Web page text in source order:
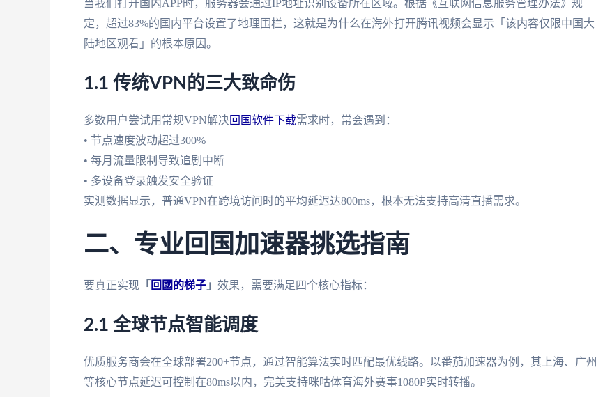
当我们打开国内APP时，服务器会通过IP地址识别设备所在区域。根据《互联网信息服务管理办法》规
定，超过83%的国内平台设置了地理围栏，这就是为什么在海外打开腾讯视频会显示「该内容仅限中国大
陆地区观看」的根本原因。
1.1 传统VPN的三大致命伤
多数用户尝试用常规VPN解决回国软件下载需求时，常会遇到：
• 节点速度波动超过300%
• 每月流量限制导致追剧中断
• 多设备登录触发安全验证
实测数据显示，普通VPN在跨境访问时的平均延迟达800ms，根本无法支持高清直播需求。
二、专业回国加速器挑选指南
要真正实现 「 回國的梯子 」 效果，需要满足四个核心指标：
2.1 全球节点智能调度
优质服务商会在全球部署200+节点，通过智能算法实时匹配最优线路。以番茄加速器为例，其上海、广州
等核心节点延迟可控制在80ms以内，完美支持咪咕体育海外赛事1080P实时转播。